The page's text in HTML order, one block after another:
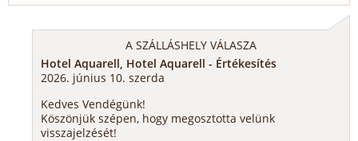
A SZÁLLÁSHELY VÁLASZA
Hotel Aquarell, Hotel Aquarell - Értékesítés
2026. június 10. szerda
Kedves Vendégünk!
Köszönjük szépen, hogy megosztotta velünk
visszajelzését!